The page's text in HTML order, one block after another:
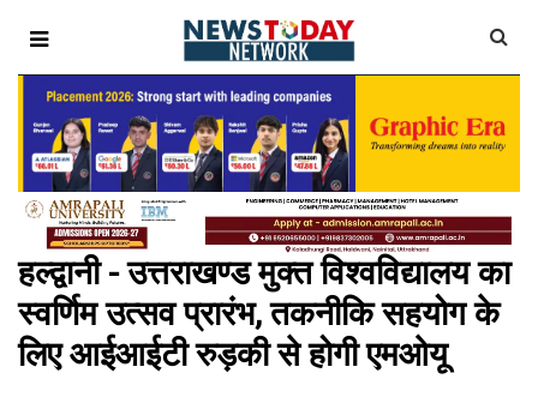
हल्द्वानी - उत्तराखण्ड मुक्त विश्वविद्यालय का
स्वर्णिम उत्सव प्रारंभ, तकनीकि सहयोग के
लिए आईआईटी रुड़की से होगी एमओयू